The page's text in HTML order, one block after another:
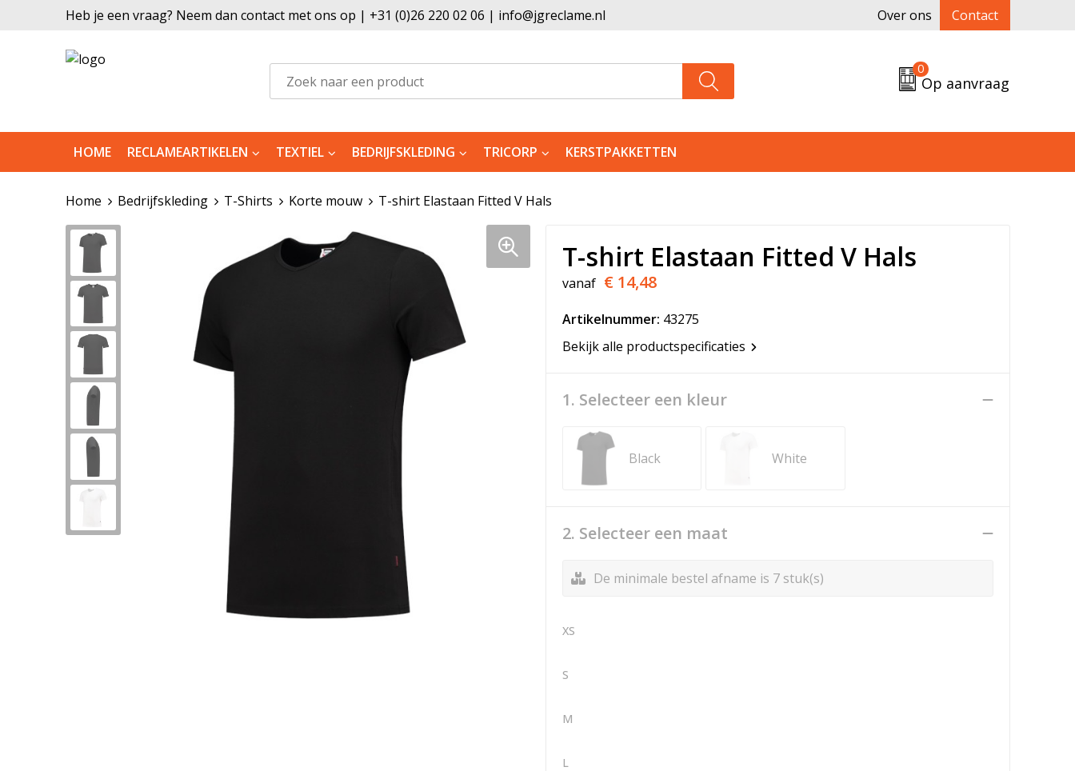
Heb je een vraag? Neem dan contact met ons op | +31 (0)26 220 02 06 | info@jgreclame.nl Over ons Contact
0
Op aanvraag
HOME RECLAMEARTIKELEN TEXTIEL BEDRIJFSKLEDING TRICORP KERSTPAKKETTEN
Home Bedrijfskleding T-Shirts Korte mouw T-shirt Elastaan Fitted V Hals
T-shirt Elastaan Fitted V Hals
vanaf € 14,48
Artikelnummer: 43275
Bekijk alle productspecificaties
1. Selecteer een kleur
Black White
2. Selecteer een maat
De minimale bestel afname is 7 stuk(s)
XS
S
M
L